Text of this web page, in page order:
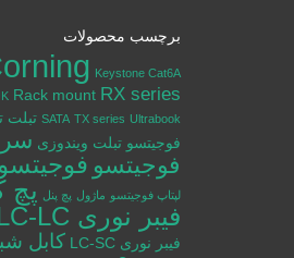
برچسب محصولات
Keystone Cat6A
Rack mount RX series
SATA TX series Ultrabook تبلت
فوجیتسو تبلت ویندوزی
فوجیتسو فوجیتسو
لپتاپ فوجیتسو ماژول پچ پنل پچ
فیبر نوری LC-LC
فیبر نوری LC-SC
کابل